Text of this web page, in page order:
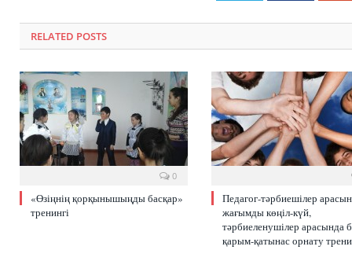
RELATED POSTS
0
«Өзіңнің қорқынышыңды басқар»
тренингі
Педагог-тәрбиешілер
жағымды көңіл-күй,
тәрбиеленушілер арасында
қарым-қатынас орнату